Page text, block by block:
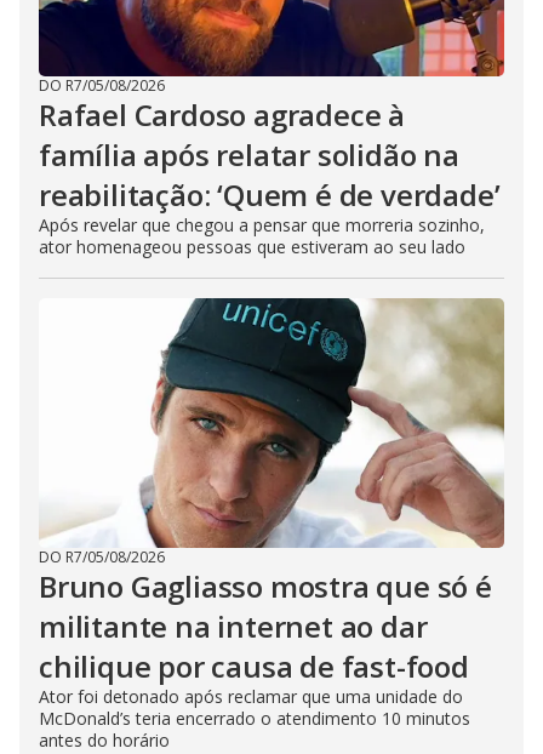
DO R7/05/08/2026
Rafael Cardoso agradece à
família após relatar solidão na
reabilitação: ‘Quem é de verdade’
Após revelar que chegou a pensar que morreria sozinho,
ator homenageou pessoas que estiveram ao seu lado
DO R7/05/08/2026
Bruno Gagliasso mostra que só é
militante na internet ao dar
chilique por causa de fast-food
Ator foi detonado após reclamar que uma unidade do
McDonald’s teria encerrado o atendimento 10 minutos
antes do horário